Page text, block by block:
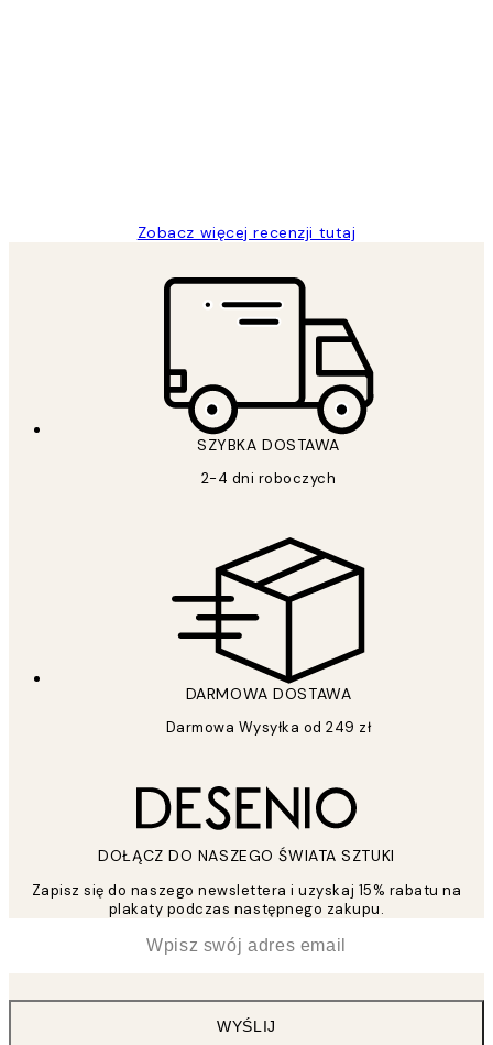
Zobacz więcej recenzji tutaj
SZYBKA DOSTAWA
2-4 dni roboczych
DARMOWA DOSTAWA
Darmowa Wysyłka od 249 zł
DOŁĄCZ DO NASZEGO ŚWIATA SZTUKI
Zapisz się do naszego newslettera i uzyskaj 15% rabatu na
plakaty podczas następnego zakupu.
WYŚLIJ